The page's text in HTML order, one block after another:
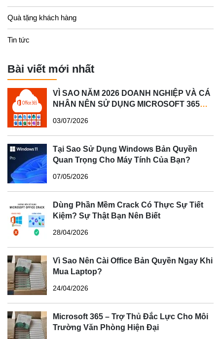
Quà tặng khách hàng
Tin tức
Bài viết mới nhất
VÌ SAO NĂM 2026 DOANH NGHIỆP VÀ CÁ
NHÂN NÊN SỬ DỤNG MICROSOFT 365
03/07/2026
Tại Sao Sử Dụng Windows Bản Quyền
Quan Trọng Cho Máy Tính Của Bạn?
07/05/2026
Dùng Phần Mềm Crack Có Thực Sự Tiết
Kiệm? Sự Thật Bạn Nên Biết
28/04/2026
Vì Sao Nên Cài Office Bản Quyền Ngay Khi
Mua Laptop?
24/04/2026
Microsoft 365 – Trợ Thủ Đắc Lực Cho Môi
Trường Văn Phòng Hiện Đại